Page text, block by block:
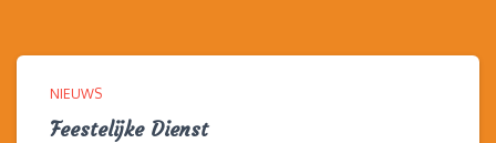
NIEUWS
Feestelijke Dienst